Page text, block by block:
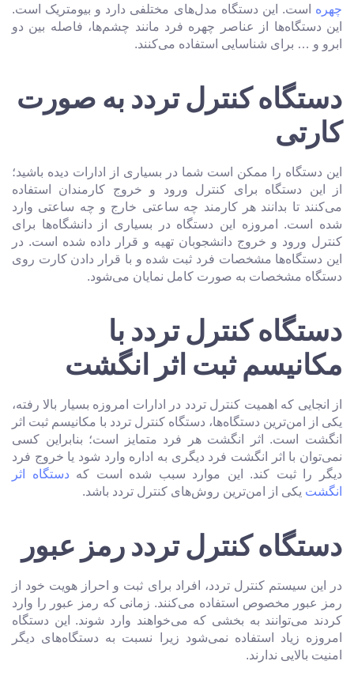
چهره است. این دستگاه مدل‌های مختلفی دارد و بیومتریک است.
این دستگاه‌ها از عناصر چهره فرد مانند چشم‌ها، فاصله بین دو
ابرو و … برای شناسایی استفاده می‌کنند.
دستگاه کنترل تردد به صورت
کارتی
این دستگاه را ممکن است شما در بسیاری از ادارات دیده باشید؛
از این دستگاه برای کنترل ورود و خروج کارمندان استفاده
می‌کنند تا بدانند هر کارمند چه ساعتی خارج و چه ساعتی وارد
شده است. امروزه این دستگاه در بسیاری از دانشگاه‌ها برای
کنترل ورود و خروج‌ دانشجوبان تهیه و قرار داده شده است. در
این دستگاه‌ها مشخصات فرد ثبت شده و با قرار دادن کارت روی
دستگاه مشخصات به صورت کامل نمایان می‌شود.
دستگاه کنترل تردد با
مکانیسم ثبت اثر انگشت
از انجایی که اهمیت کنترل تردد در ادارات امروزه بسیار بالا رفته،
یکی از امن‌ترین دستگاه‌ها، دستگاه کنترل تردد با مکانیسم ثبت اثر
انگشت است. اثر انگشت هر فرد متمایز است؛ بنابراین کسی
نمی‌توان با اثر انگشت فرد دیگری به اداره وارد شود یا خروج فرد
دیگر را ثبت کند. این موارد سبب شده است که دستگاه اثر
انگشت یکی از امن‌ترین روش‌های کنترل تردد باشد.
دستگاه کنترل تردد رمز عبور
در این سیستم کنترل تردد، افراد برای ثبت و احراز هویت خود از
رمز عبور مخصوص استفاده می‌کنند. زمانی که رمز عبور را وارد
کردند می‌توانند به بخشی که می‌خواهند وارد شوند. این دستگاه
امروزه زیاد استفاده نمی‌شود زیرا نسبت به دستگاه‌های دیگر
امنیت بالایی ندارند.